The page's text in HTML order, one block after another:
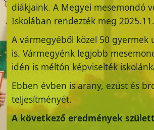
diákjaink. A Megyei mesemondó
Iskolában rendezték meg
A vármegyéből közel 50
is. Vármegyénk legjobb
idén is méltón képviselték
Ebben évben is arany, ezüst és
teljesítményét.
A következő eredmények